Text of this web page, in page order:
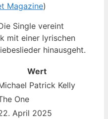
Magazine)
Single vereint
mit einer lyrischen
hinausgeht.
Wert
Patrick Kelly
One
April 2025